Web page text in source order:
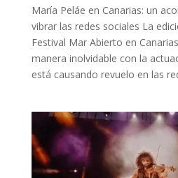
María Peláe en Canarias: un
vibrar las redes sociales La
Festival Mar Abierto en
manera inolvidable con la
está causando revuelo en las